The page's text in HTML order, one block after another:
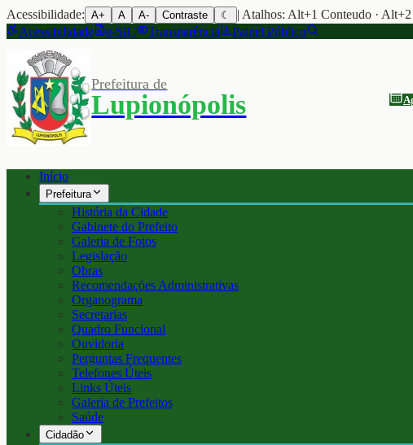
Acessibilidade: A+ A A- Contraste ☾
| Atalhos: Alt+1 Conteudo ·
Acessibilidade
e-SIC Transparência Painel Público
Prefeitura de
Lupionópolis
Início
Prefeitura
História da Cidade
Gabinete do Prefeito
Galeria de Fotos
Legislação
Obras
Recomendações Administrativas
Organograma
Secretarias
Quadro Funcional
Ouvidoria
Perguntas Frequentes
Telefones Úteis
Links Úteis
Galeria de Prefeitos
Saúde
Cidadão